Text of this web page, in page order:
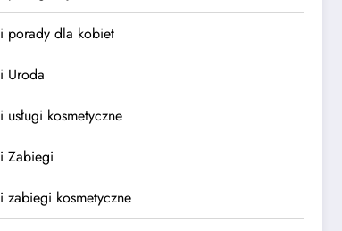
i porady dla kobiet
i Uroda
i usługi kosmetyczne
i Zabiegi
i zabiegi kosmetyczne